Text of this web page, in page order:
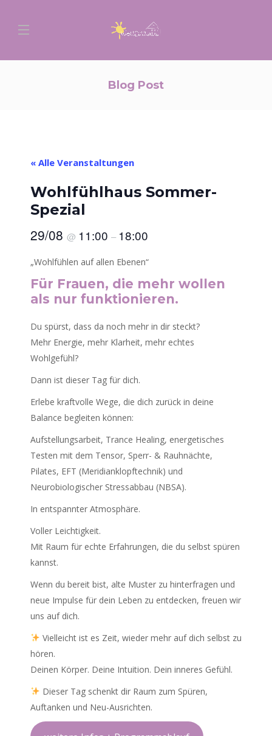
Blog Post
« Alle Veranstaltungen
Wohlfühlhaus Sommer-
Spezial
29/08 @ 11:00 – 18:00
„Wohlfühlen auf allen Ebenen“
Für Frauen, die mehr wollen
als nur funktionieren.
Du spürst, dass da noch mehr in dir steckt?
Mehr Energie, mehr Klarheit, mehr echtes
Wohlgefühl?
Dann ist dieser Tag für dich.
Erlebe kraftvolle Wege, die dich zurück in deine
Balance begleiten können:
Aufstellungsarbeit, Trance Healing, energetisches
Testen mit dem Tensor, Sperr- & Rauhnächte,
Pilates, EFT (Meridianklopftechnik) und
Neurobiologischer Stressabbau (NBSA).
In entspannter Atmosphäre.
Voller Leichtigkeit.
Mit Raum für echte Erfahrungen, die du selbst spüren
kannst.
Wenn du bereit bist, alte Muster zu hinterfragen und
neue Impulse für dein Leben zu entdecken, freuen wir
uns auf dich.
Vielleicht ist es Zeit, wieder mehr auf dich selbst zu
hören.
Deinen Körper. Deine Intuition. Dein inneres Gefühl.
Dieser Tag schenkt dir Raum zum Spüren,
Auftanken und Neu-Ausrichten.